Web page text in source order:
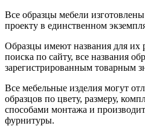
Все образцы мебели
проекту в единственном
Образцы имеют названия для их
поиска по сайту, все названия
зарегистрированным товарным
Все мебельные изделия могут
образцов по цвету, размеру,
способами монтажа и
фурнитуры.